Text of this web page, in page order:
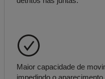
Maior capacidade de
impedindo o